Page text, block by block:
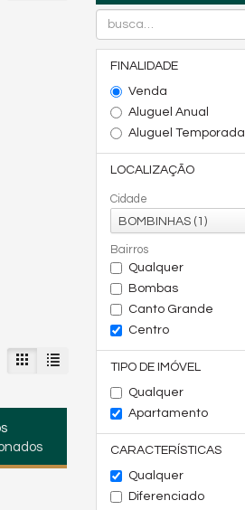
FINALIDADE
Venda
Aluguel Anual
Aluguel Temporada
LOCALIZAÇÃO
Cidade
BOMBINHAS (1)
Bairros
Qualquer
Bombas
Canto Grande
Centro
TIPO DE IMÓVEL
Qualquer
Apartamento
CARACTERÍSTICAS
Qualquer
Diferenciado